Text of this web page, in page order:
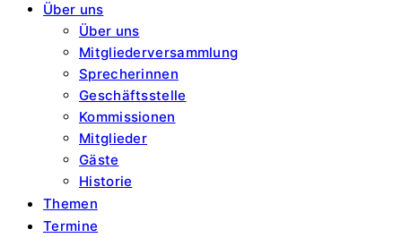
Über uns
Über uns
Mitgliederversammlung
Sprecherinnen
Geschäftsstelle
Kommissionen
Mitglieder
Gäste
Historie
Themen
Termine